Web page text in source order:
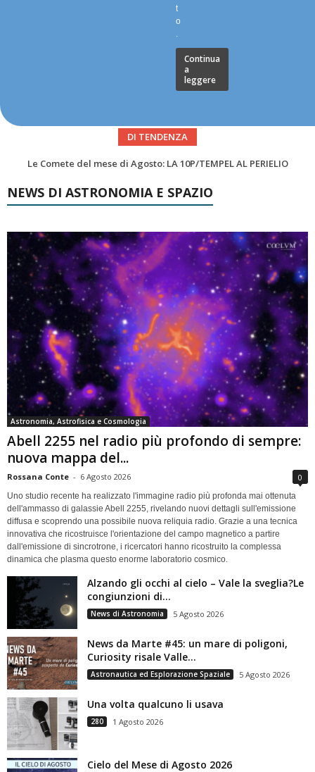
t
o
.
Continua
a
leggere
DI TENDENZA
Asteroidi del mese Agosto 2026
NEWS DI ASTRONOMIA E SPAZIO
Astronomia, Astrofisica e Cosmologia
Abell 2255 nel radio più profondo di sempre:
nuova mappa del...
Rossana Conte - 6 Agosto 2026 0
Uno studio recente ha realizzato l'immagine radio più profonda mai ottenuta
dell'ammasso di galassie Abell 2255, rivelando nuovi dettagli sull'emissione
diffusa e scoprendo una possibile nuova reliquia radio. Grazie a una tecnica
innovativa che ricostruisce l'orientazione del campo magnetico a partire
dall'emissione di sincrotrone, i ricercatori hanno ricostruito la complessa
dinamica che plasma questo enorme laboratorio cosmico.
Alzando gli occhi al cielo – Vale la sveglia?Le
congiunzioni di...
News di Astronomia 5 Agosto 2026
News da Marte #45: un mare di poligoni,
Curiosity risale Valle...
Astronautica ed Esplorazione Spaziale 5 Agosto 2026
Una volta qualcuno li usava
280 1 Agosto 2026
Cielo del Mese di Agosto 2026